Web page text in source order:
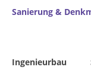
Sanierung &
Ingenieurbau